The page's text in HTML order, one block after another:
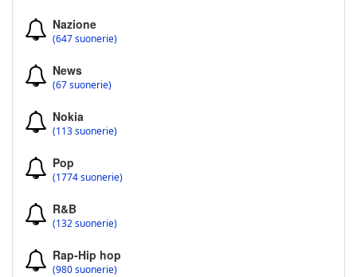
Nazione
(647 suonerie)
News
(67 suonerie)
Nokia
(113 suonerie)
Pop
(1774 suonerie)
R&B
(132 suonerie)
Rap-Hip hop
(980 suonerie)